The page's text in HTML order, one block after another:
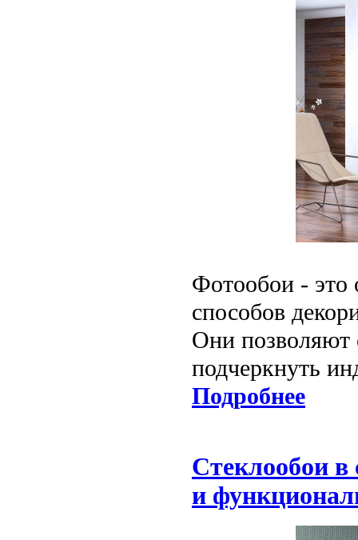
Фотообои - это
способов
Они позволяют
подчеркнуть
Подробнее
Стеклообои в
и